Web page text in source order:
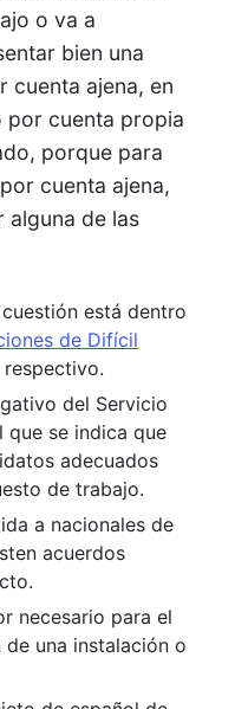
o va a
bien una
cuenta ajena, en
por cuenta propia
porque para
cuenta ajena,
alguna de las
está dentro
de Difícil
del Servicio
que se indica que
adecuados
de trabajo.
a nacionales de
acuerdos
necesario para el
una instalación o